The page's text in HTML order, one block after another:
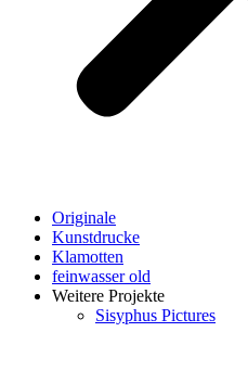
Originale
Kunstdrucke
Klamotten
feinwasser old
Weitere Projekte
Sisyphus Pictures